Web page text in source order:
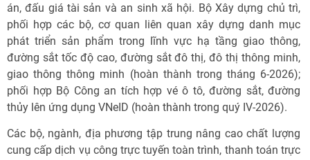
án, đấu giá tài sản và an sinh xã hội. Bộ Xây dựng chủ trì,
phối hợp các bộ, cơ quan liên quan xây dựng danh mục
phát triển sản phẩm trong lĩnh vực hạ tầng giao thông,
đường sắt tốc độ cao, đường sắt đô thị, đô thị thông minh,
giao thông thông minh (hoàn thành trong tháng 6-2026);
phối hợp Bộ Công an tích hợp vé ô tô, đường sắt, đường
thủy lên ứng dụng VNeID (hoàn thành trong quý IV-2026).
Các bộ, ngành, địa phương tập trung nâng cao chất lượng
cung cấp dịch vụ công trực tuyến toàn trình, thanh toán trực